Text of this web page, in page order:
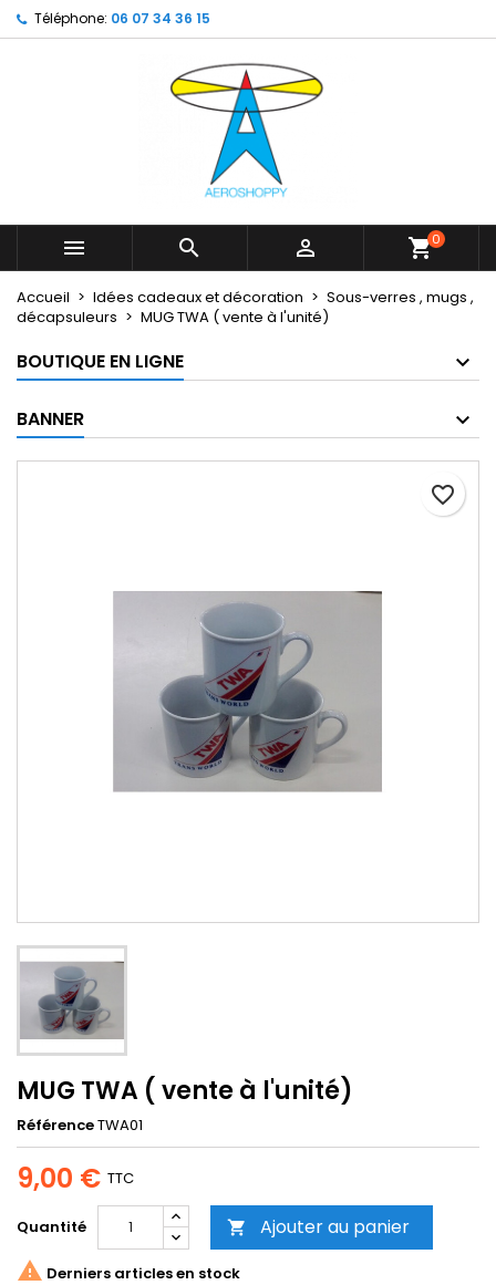
Téléphone: 06 07 34 36 15
   shopping_cart0
Accueil Idées cadeaux et décoration
Sous-verres , mugs ,
décapsuleurs
MUG TWA ( vente à l'unité)
BOUTIQUE EN LIGNE
BANNER
MUG TWA ( vente à l'unité)
RéférenceTWA01
9,00 € TTC
Quantité  Ajouter au panier
favorite_border
 Derniers articles en stock
My wishlists ×
Create new list
Créer une liste d'envies ×
Nom de la liste d'envies
Connexion ×
Vous devez être connecté pour ajouter des produits
Annuler